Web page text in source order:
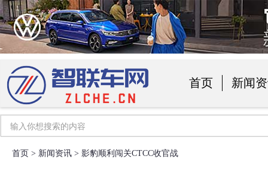
首页 新闻
首页 > 新闻资讯 > 影豹顺利闯关CTCC收官战